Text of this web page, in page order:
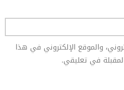
والموقع الإلكتروني في هذا
في تعليقي.